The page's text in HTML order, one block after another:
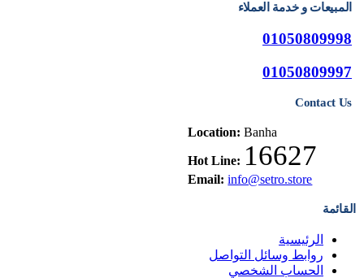
المبيعات و خدمة العملاء
01050809998
01050809997
Contact Us
Location: Banha
Hot Line: 16627
Email: info@setro.store
القائمة
الرئيسية
روابط وسائل التواصل
الحساب الشخصي